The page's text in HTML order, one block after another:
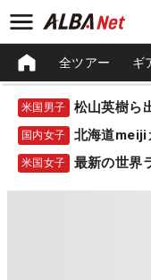
全ツアー ギ
米国男子
国内女子 北海道
米国女子 最新の世界